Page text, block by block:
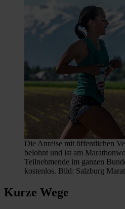
Die Anreise mit öffentlichen
belohnt und ist am
Teilnehmende im ganzen
kostenlos. Bild: Salzburg
Kurze Wege